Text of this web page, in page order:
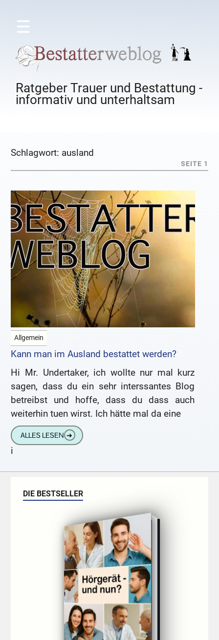
☰
Ratgeber Trauer und Bestattung -
informativ und unterhaltsam
Schlagwort: ausland
SEITE 1
Allgemein
Kann man im Ausland bestattet werden?
Hi Mr. Undertaker, ich wollte nur mal kurz
sagen, dass du ein sehr interssantes Blog
betreibst und hoffe, dass du dass auch
weiterhin tuen wirst. Ich hätte mal da eine
ALLES LESEN ➔
i
DIE BESTSELLER